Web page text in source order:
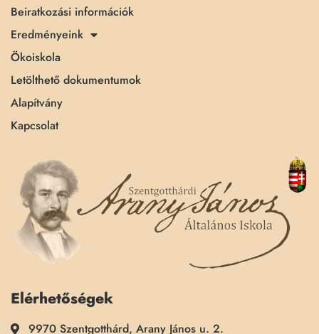
Beiratkozási információk
Eredményeink
Ökoiskola
Letölthető dokumentumok
Alapítvány
Kapcsolat
Elérhetőségek
9970 Szentgotthárd, Arany János u. 2.